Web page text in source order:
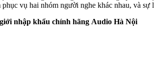
vụ hai nhóm người nghe khác nhau, và
nhập khẩu chính hãng Audio Hà Nội